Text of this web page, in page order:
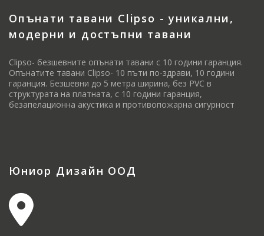
Опънати тавани Clipso - уникални,
модерни и достъпни тавани
Clipso- безшевните опънати тавани с 10 години гаранция.
Опънатите тавани Clipso- 10 пъти по-здрави, 10 години
гаранция. Безшевни до 5 метра ширина, без PVC в
структурата на платната, с 10 години гаранция,
безапелационна акустика и противопожарна сигурност
Юниор Дизайн ООД